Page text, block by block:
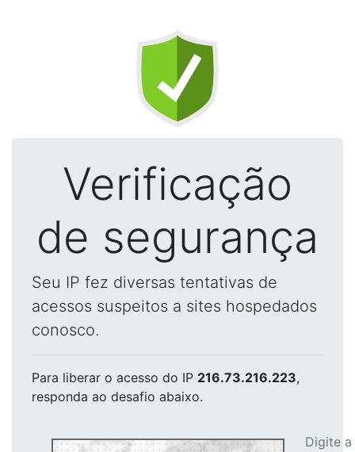
Verificação
de segurança
Seu IP fez diversas tentativas de
acessos suspeitos a sites hospedados
conosco.
Para liberar o acesso do IP 216.73.216.223,
responda ao desafio abaixo.
Digite